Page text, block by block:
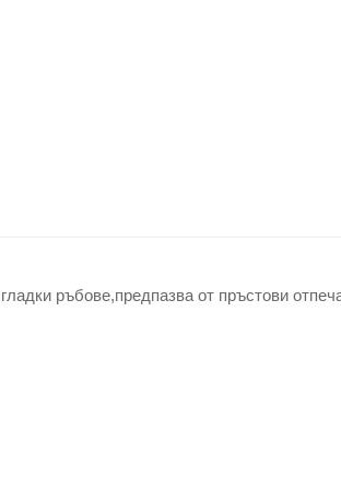
ръбове,предпазва от пръстови